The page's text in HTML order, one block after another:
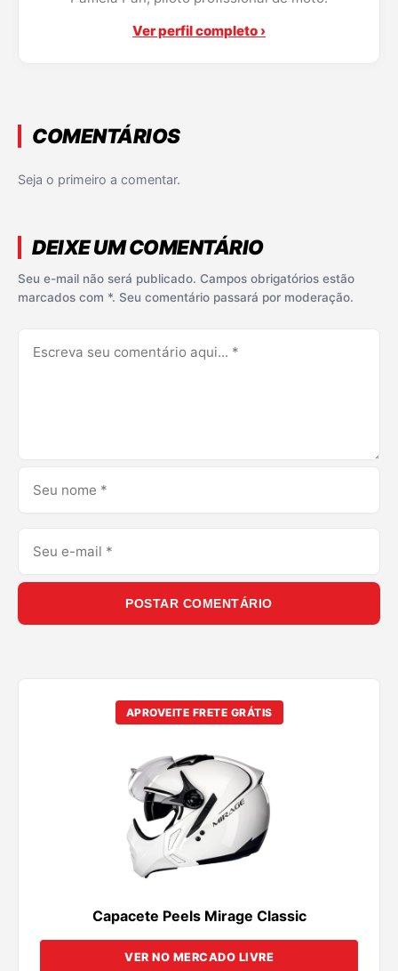
Ver perfil completo ›
COMENTÁRIOS
Seja o primeiro a comentar.
DEIXE UM COMENTÁRIO
Seu e-mail não será publicado. Campos obrigatórios estão
marcados com *. Seu comentário passará por moderação.
POSTAR COMENTÁRIO
APROVEITE FRETE GRÁTIS
Capacete Peels Mirage Classic
VER NO MERCADO LIVRE